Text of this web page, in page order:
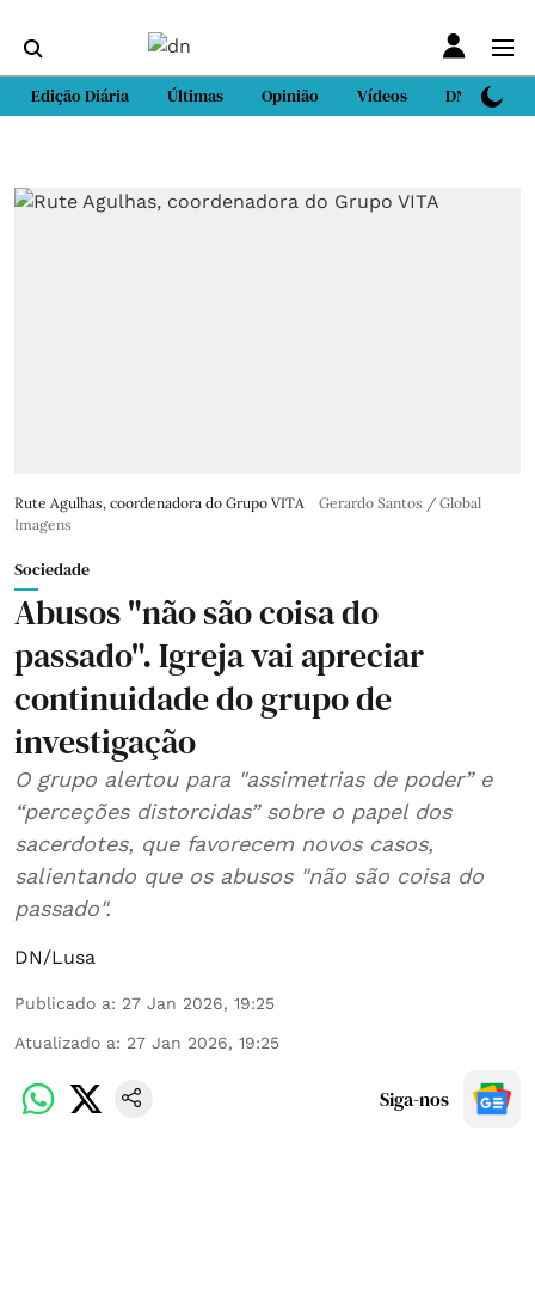
Edição Diária Últimas Opinião Vídeos DN Sport
Rute Agulhas, coordenadora do Grupo VITA
Gerardo Santos / Global
Imagens
Sociedade
Abusos "não são coisa do
passado". Igreja vai apreciar
continuidade do grupo de
investigação
O grupo alertou para "assimetrias de poder” e
“perceções distorcidas” sobre o papel dos
sacerdotes, que favorecem novos casos,
salientando que os abusos "não são coisa do
passado".
DN/Lusa
Publicado a: 27 Jan 2026, 19:25
Atualizado a: 27 Jan 2026, 19:25
Siga-nos